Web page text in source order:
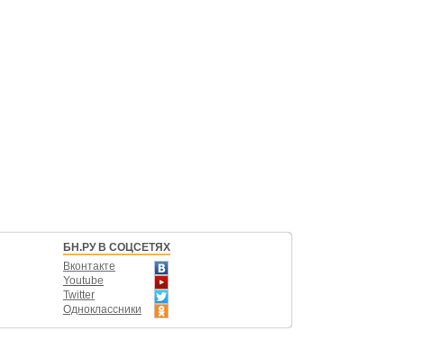
БН.РУ В СОЦСЕТЯХ
Вконтакте
Youtube
Twitter
Одноклассники